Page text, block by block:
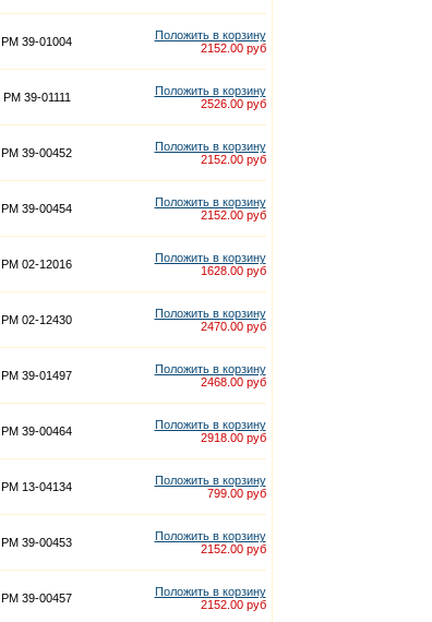
PM 39-01004
Положить в корзину
2152.00 руб
PM 39-01111
Положить в корзину
2526.00 руб
PM 39-00452
Положить в корзину
2152.00 руб
PM 39-00454
Положить в корзину
2152.00 руб
PM 02-12016
Положить в корзину
1628.00 руб
PM 02-12430
Положить в корзину
2470.00 руб
PM 39-01497
Положить в корзину
2468.00 руб
PM 39-00464
Положить в корзину
2918.00 руб
PM 13-04134
Положить в корзину
799.00 руб
PM 39-00453
Положить в корзину
2152.00 руб
PM 39-00457
Положить в корзину
2152.00 руб